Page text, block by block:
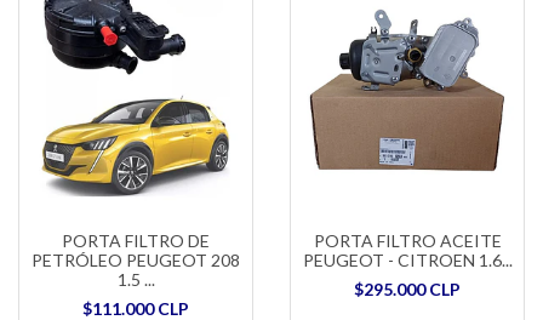
PORTA FILTRO DE
PETRÓLEO PEUGEOT 208
1.5 ...
$111.000 CLP
PORTA FILTRO ACEITE
PEUGEOT - CITROEN 1.6...
$295.000 CLP